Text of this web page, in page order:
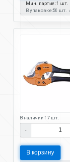
Мин. партия: 1 шт.
В упаковке:50 шт.
В наличии 17 шт.
-
В корзину